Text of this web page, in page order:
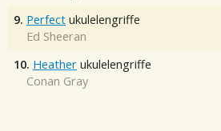
9. Perfect ukulelengriffe
Ed Sheeran
10. Heather ukulelengriffe
Conan Gray